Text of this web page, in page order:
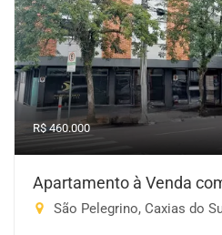
R$ 460.000
Apartamento à Venda
São Pelegrino, Caxias do